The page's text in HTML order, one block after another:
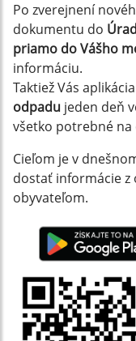
Po zverejnení
dokumentu do
priamo do Vášho
informáciu.
Taktiež Vás
odpadu jeden deň
všetko potrebné na
Cieľom je v
dostať informácie z
obyvateľom.